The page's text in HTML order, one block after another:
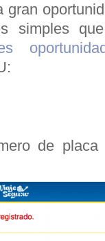
gran
simples
de